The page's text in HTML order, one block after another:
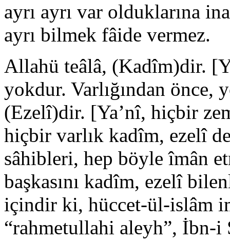
ayrı ayrı var olduklarına
ayrı bilmek fâide vermez.
Allahü teâlâ, (Kadîm)dir.
yokdur. Varlığından
(Ezelî)dir. [Ya’nî, hiçbir
hiçbir varlık kadîm, ezelî
sâhibleri, hep böyle îmân
başkasını kadîm, ezelî
içindir ki, hüccet-ül-islâm
“rahmetullahi aleyh”, İbn-i